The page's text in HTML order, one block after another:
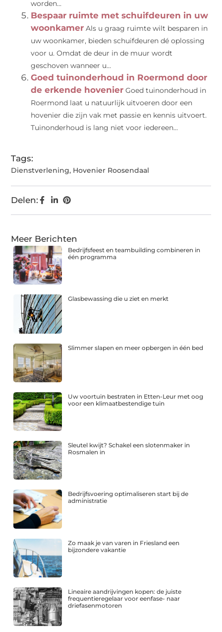
worden...
Bespaar ruimte met schuifdeuren in uw
woonkamer Als u graag ruimte wilt besparen in
uw woonkamer, bieden schuifdeuren dé oplossing
voor u. Omdat de deur in de muur wordt
geschoven wanneer u...
Goed tuinonderhoud in Roermond door
de erkende hovenier Goed tuinonderhoud in
Roermond laat u natuurlijk uitvoeren door een
hovenier die zijn vak met passie en kennis uitvoert.
Tuinonderhoud is lang niet voor iedereen...
Tags:
Dienstverlening, Hovenier Roosendaal
Delen:
Meer Berichten
Bedrijfsfeest en teambuilding combineren in
één programma
Glasbewassing die u ziet en merkt
Slimmer slapen en meer opbergen in één bed
Uw voortuin bestraten in Etten-Leur met oog
voor een klimaatbestendige tuin
Sleutel kwijt? Schakel een slotenmaker in
Rosmalen in
Bedrijfsvoering optimaliseren start bij de
administratie
Zo maak je van varen in Friesland een
bijzondere vakantie
Lineaire aandrijvingen kopen: de juiste
frequentieregelaar voor eenfase- naar
driefasenmotoren